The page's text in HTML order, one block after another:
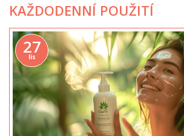
KAŽDODENNÍ POUŽITÍ
27
lis